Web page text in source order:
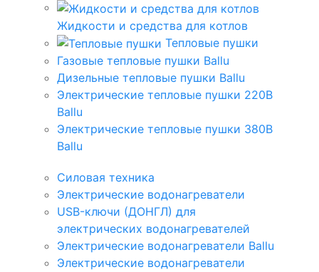
Жидкости и средства для котлов
Тепловые пушки
Газовые тепловые пушки Ballu
Дизельные тепловые пушки Ballu
Электрические тепловые пушки 220В
Ballu
Электрические тепловые пушки 380В
Ballu
Силовая техника
Электрические водонагреватели
USB-ключи (ДОНГЛ) для
электрических водонагревателей
Электрические водонагреватели Ballu
Электрические водонагреватели